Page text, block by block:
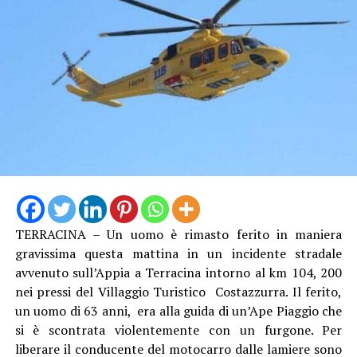
è più efficiente ed efficace come dovrebbe essere, non
potrà garantire, secondo noi, per questa estate, un
servizio eccellente. E siamo anche preoccupati per
l’inizio della stagione scolastica, quando andrà garantito
agli studenti il diritto alla mobilità che è sacrosanto”.
Audio
Player
00:00 00:00
Per il sindacalista, che martedì sedeva al tavolo con
TERRACINA – Un uomo è rimasto ferito in maniera
gravissima questa mattina in un incidente stradale
avvenuto sull’Appia a Terracina intorno al km 104, 200
nei pressi del Villaggio Turistico Costazzurra. Il ferito,
un uomo di 63 anni, era alla guida di un’Ape Piaggio che
si è scontrata violentemente con un furgone. Per
liberare il conducente del motocarro dalle lamiere sono